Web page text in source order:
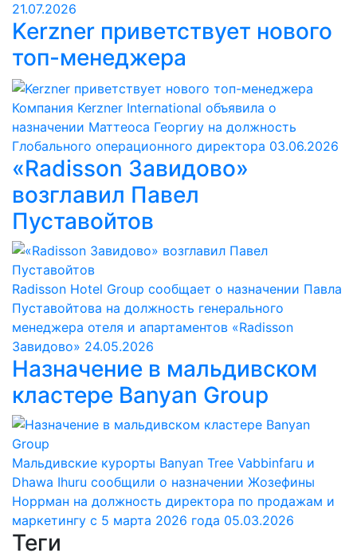
21.07.2026
Kerzner приветствует нового
топ-менеджера
Компания Kerzner International объявила о
назначении Маттеоса Георгиу на должность
Глобального операционного директора 03.06.2026
«Radisson Завидово»
возглавил Павел
Пуставойтов
Radisson Hotel Group сообщает о назначении Павла
Пуставойтова на должность генерального
менеджера отеля и апартаментов «Radisson
Завидово» 24.05.2026
Назначение в мальдивском
кластере Banyan Group
Мальдивские курорты Banyan Tree Vabbinfaru и
Dhawa Ihuru сообщили о назначении Жозефины
Норрман на должность директора по продажам и
маркетингу с 5 марта 2026 года 05.03.2026
Теги